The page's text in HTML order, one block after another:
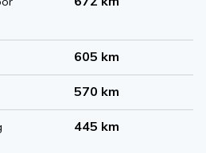
605 km
570 km
445 km